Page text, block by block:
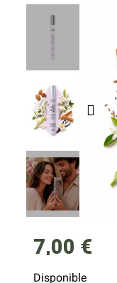
7,00 €
Disponible